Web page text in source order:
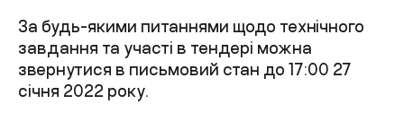
За будь-якими питаннями щодо технічного
завдання та участі в тендері можна
звернутися в письмовий стан до 17:00 27
січня 2022 року.